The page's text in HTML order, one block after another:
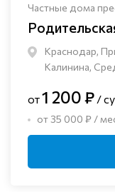
Частные дома
Краснодар,
Калинина,
от1 200 ₽ /
от 35 000 ₽ /